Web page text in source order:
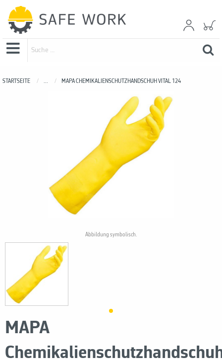
STARTSEITE ... MAPA CHEMIKALIENSCHUTZHANDSCHUH VITAL 124
MAPA
Abbildung symbolisch.